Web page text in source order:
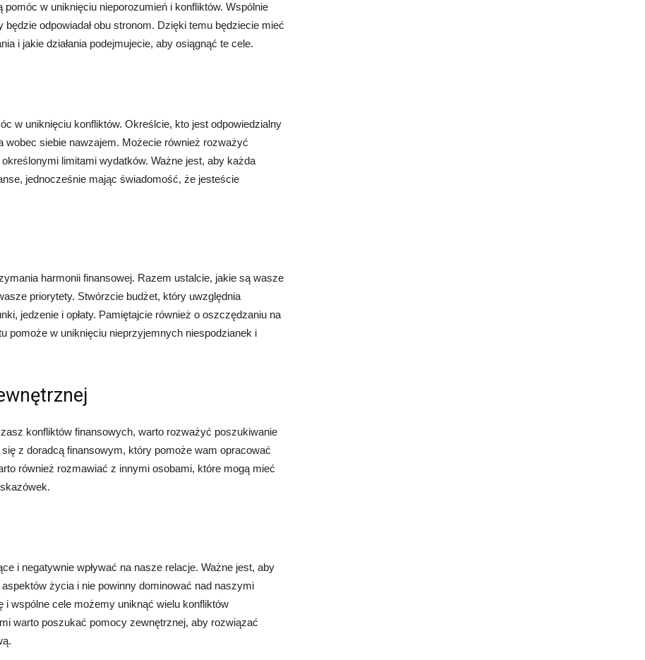
w uniknięciu nieporozumień i konfliktów. Wspólnie
odpowiadał obu stronom. Dzięki temu będziecie mieć
i jakie działania podejmujecie, aby osiągnąć te cele.
w uniknięciu konfliktów. Określcie, kto jest odpowiedzialny
siebie nawzajem. Możecie również rozważyć
limitami wydatków. Ważne jest, aby każda
jednocześnie mając świadomość, że jesteście
harmonii finansowej. Razem ustalcie, jakie są wasze
priorytety. Stwórzcie budżet, który uwzględnia
jedzenie i opłaty. Pamiętajcie również o oszczędzaniu na
pomoże w uniknięciu nieprzyjemnych niespodzianek i
konfliktów finansowych, warto rozważyć poszukiwanie
z doradcą finansowym, który pomoże wam opracować
również rozmawiać z innymi osobami, które mogą mieć
i negatywnie wpływać na nasze relacje. Ważne jest, aby
życia i nie powinny dominować nad naszymi
wspólne cele możemy uniknąć wielu konfliktów
warto poszukać pomocy zewnętrznej, aby rozwiązać